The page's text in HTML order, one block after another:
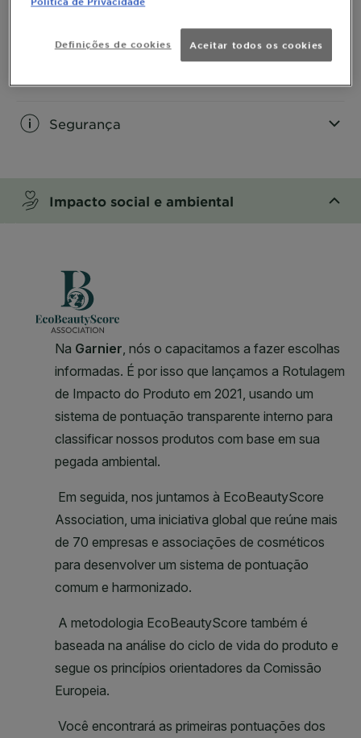
CLOSE SUBPANEL
O QUE CONTÉM
CLOSE SUBPANEL
Segurança
Impacto social e ambiental
Definições de cookies Aceitar todos os cookies